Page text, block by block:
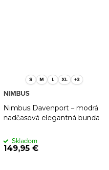
S M L XL +3
Nimbus Davenport – modrá
nadčasová elegantná bunda
NIMBUS
149,95 €
Skladom